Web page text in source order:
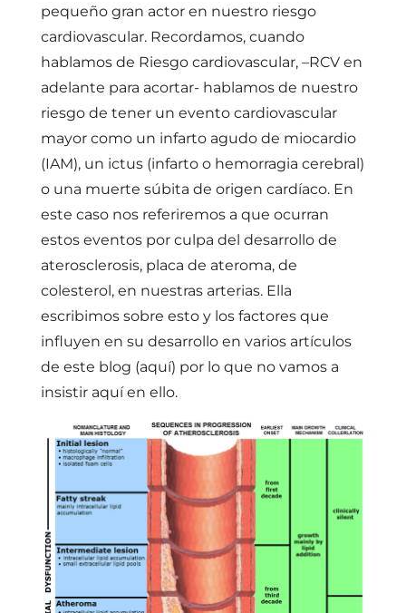
pequeño gran actor en nuestro riesgo
cardiovascular. Recordamos, cuando
hablamos de Riesgo cardiovascular, –RCV en
adelante para acortar- hablamos de nuestro
riesgo de tener un evento cardiovascular
mayor como un infarto agudo de miocardio
(IAM), un ictus (infarto o hemorragia cerebral)
o una muerte súbita de origen cardíaco. En
este caso nos referiremos a que ocurran
estos eventos por culpa del desarrollo de
aterosclerosis, placa de ateroma, de
colesterol, en nuestras arterias. Ella
escribimos sobre esto y los factores que
influyen en su desarrollo en varios artículos
de este blog (aquí) por lo que no vamos a
insistir aquí en ello.